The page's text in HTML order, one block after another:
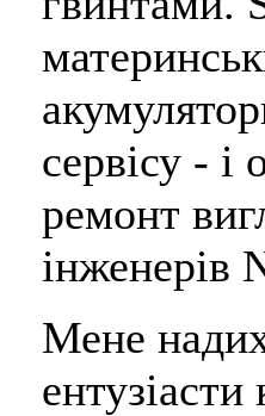
сервісу - і
ремонт
інженерів
Мене